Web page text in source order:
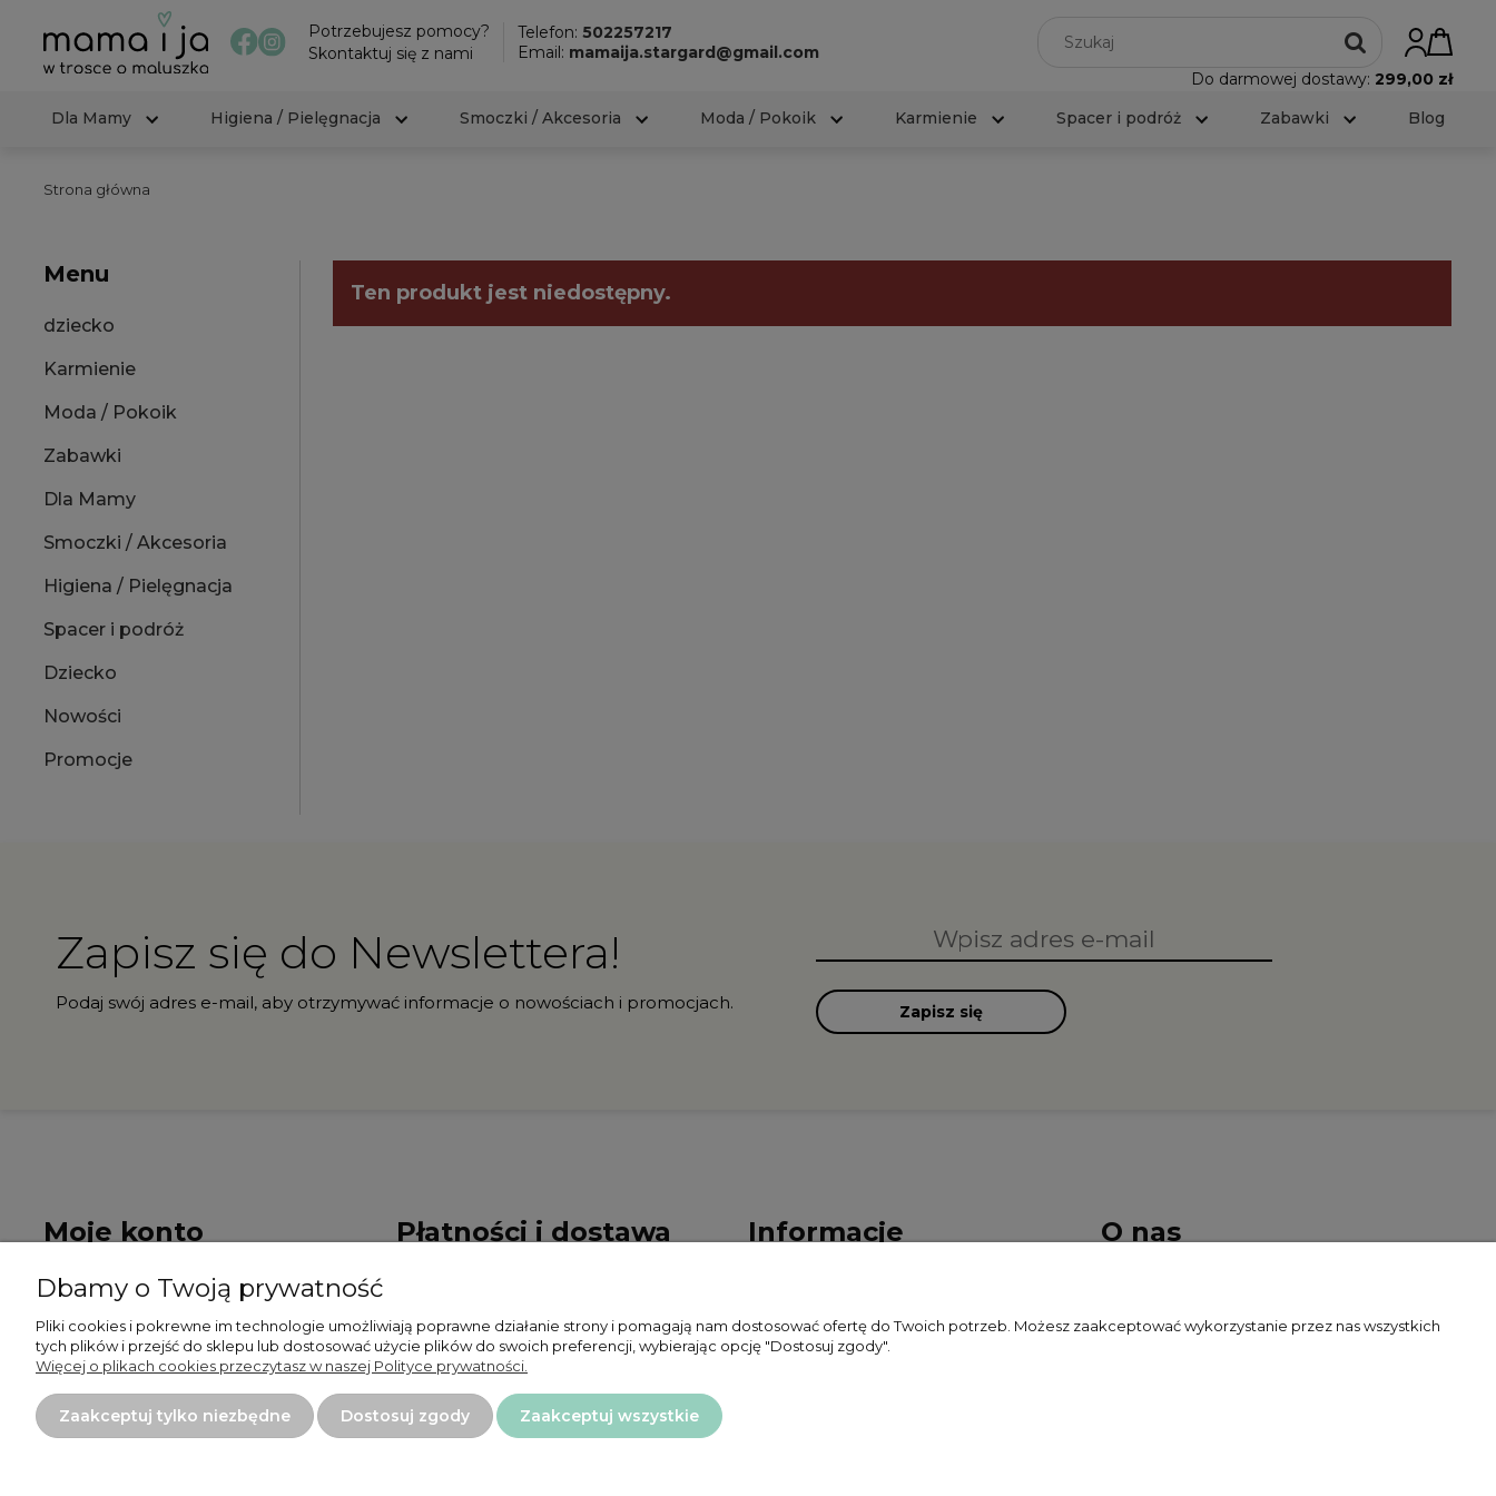
Potrzebujesz pomocy?
Skontaktuj się z nami
Telefon:502257217
Email: mamaija.stargard@gmail.com
Do darmowej dostawy: 299,00 zł
Dla Mamy
Higiena / Pielęgnacja Smoczki / Akcesoria Moda / Pokoik Karmienie Spacer i podróż Zabawki Blog
Strona główna
Menu
dziecko
Karmienie
Moda / Pokoik
Zabawki
Dla Mamy
Smoczki / Akcesoria
Higiena / Pielęgnacja
Spacer i podróż
Dziecko
Nowości
Promocje
Ten produkt jest niedostępny.
Zapisz się do Newslettera!
Podaj swój adres e-mail, aby otrzymywać informacje o nowościach i promocjach. Zapisz się
Moje konto
Twoje zamówienia
Ustawienia konta
Przechowalnia
Płatności i dostawa
Czas i koszty dostawy
Informacje
Zwroty i reklamacje
O nas
Dbamy o Twoją prywatność
Pliki cookies i pokrewne im technologie umożliwiają poprawne działanie strony i pomagają nam dostosować ofertę do Twoich potrzeb. Możesz zaakceptować wykorzystanie przez nas wszystkich
tych plików i przejść do sklepu lub dostosować użycie plików do swoich preferencji, wybierając opcję "Dostosuj zgody".
Więcej o plikach cookies przeczytasz w naszej Polityce prywatności.
Zaakceptuj tylko niezbędne Dostosuj zgody Zaakceptuj wszystkie